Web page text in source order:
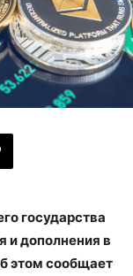
государства
и дополнения в
этом сообщает